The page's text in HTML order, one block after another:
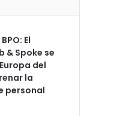
El
& Spoke se
del
la
personal